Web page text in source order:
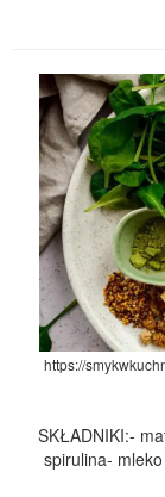
https://
SKŁADNIKI:-
spirulina-